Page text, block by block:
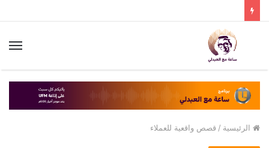
الرئيسية / قصص واقعية للعملاء